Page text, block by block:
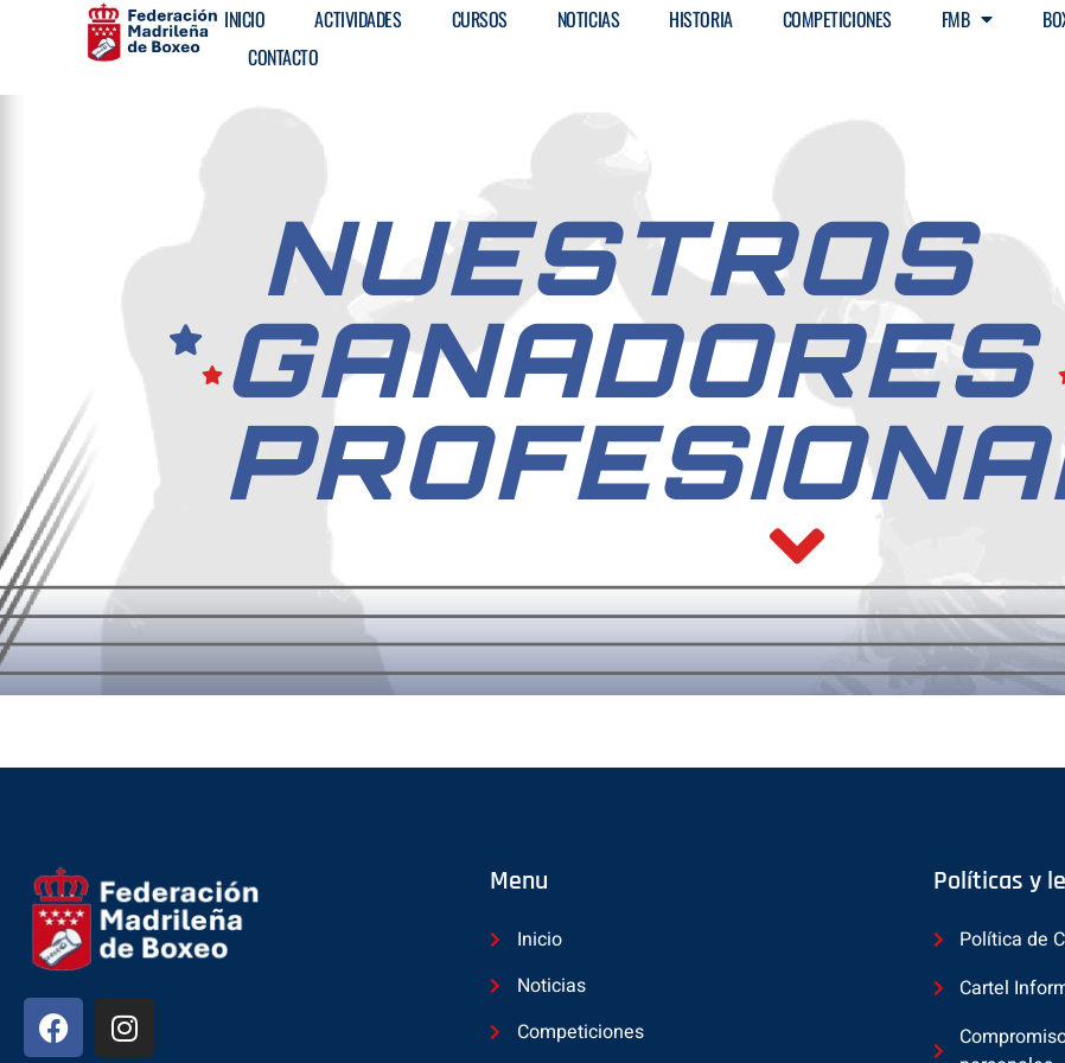
INICIO ACTIVIDADES CURSOS NOTICIAS HISTORIA COMPETICIONES FMB
CONTACTO
NUESTROS
GANADORES
Menu
Inicio
Noticias
Competiciones
Políticas y
Política de
Cartel